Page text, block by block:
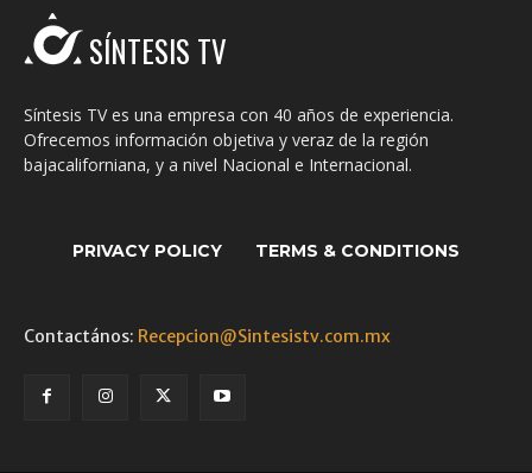
SÍNTESIS TV
Síntesis TV es una empresa con 40 años de experiencia.
Ofrecemos información objetiva y veraz de la región
bajacaliforniana, y a nivel Nacional e Internacional.
PRIVACY POLICY TERMS & CONDITIONS
Contactános: Recepcion@Sintesistv.com.mx